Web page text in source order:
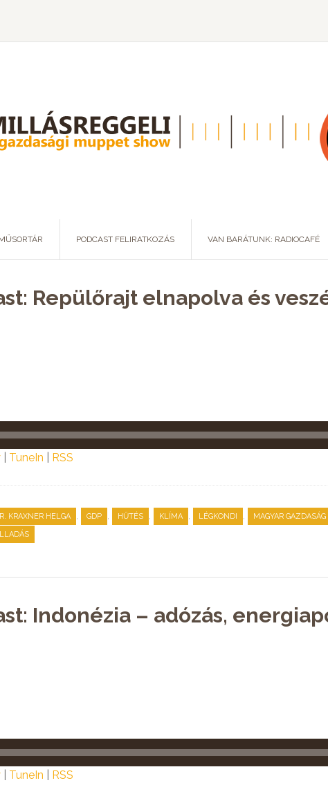
PODCAST FELIRATKOZÁS VAN BARÁTUNK: RADIOCAFÉ
Repülőrajt elnapolva és
TuneIn RSS
KRAXNER HELGA , GDP , HŰTÉS , KLÍMA , LÉGKONDI , MAGYAR GAZDASÁG
Indonézia – adózás,
TuneIn RSS